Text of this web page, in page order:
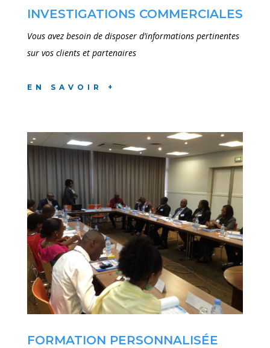
INVESTIGATIONS COMMERCIALES
Vous avez besoin de disposer d’informations pertinentes
sur vos clients et partenaires
EN SAVOIR +
FORMATION PERSONNALISÉE